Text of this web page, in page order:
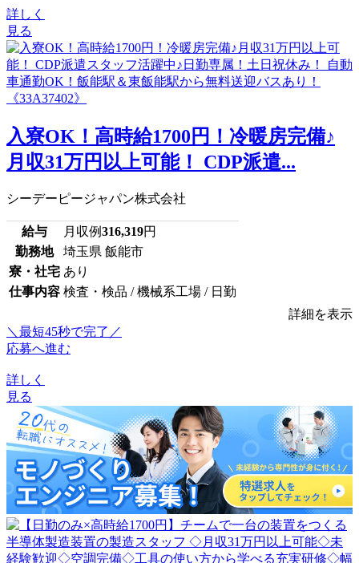
詳しく
見る
入寮OK！高時給1700円！冷暖房完備♪
月収31万円以上可能！ CDP派遣...
シーデーピージャパン株式会社
給与 月収例316,319円
勤務地
埼玉県 飯能市
寮・社宅 あり
仕事内容 検査・検品 / 機械系工場 / 日勤
詳細を表示
＼最短45秒で完了／
応募へ進む
詳しく
見る